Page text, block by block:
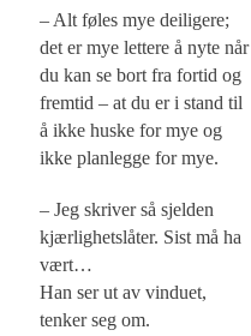
– Alt føles mye deiligere;
det er mye lettere å nyte når
du kan se bort fra fortid og
fremtid – at du er i stand til
å ikke huske for mye og
ikke planlegge for mye.
– Jeg skriver så sjelden
kjærlighetslåter. Sist må ha
vært…
Han ser ut av vinduet,
tenker seg om.